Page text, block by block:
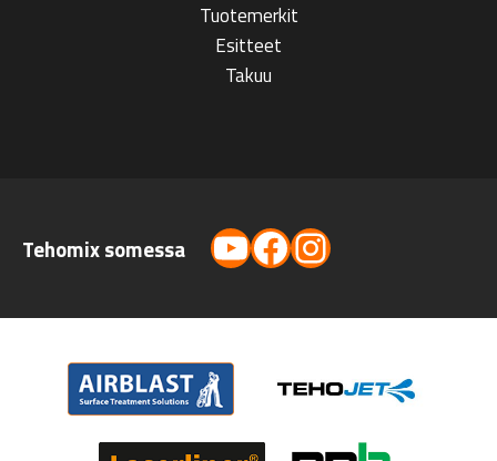
Tuotemerkit
Esitteet
Takuu
Tehomix somessa YouTube
Facebook
Instagram